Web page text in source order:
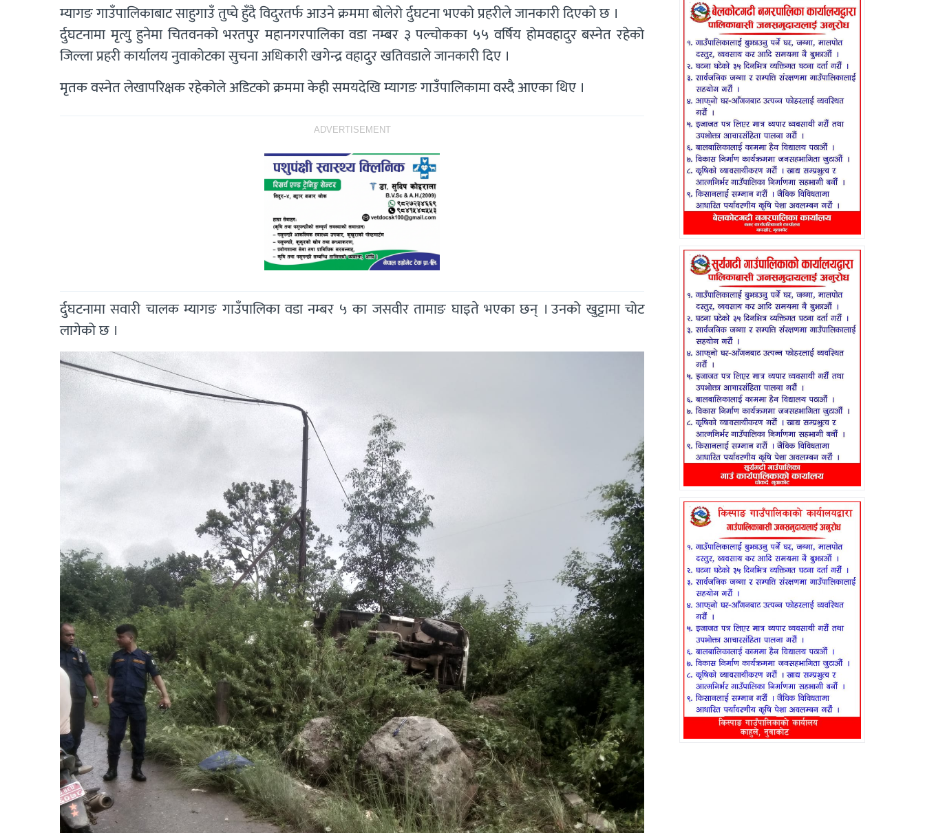
म्यागङ गाउँपालिकाबाट साहुगाउँ तुप्चे हुँदै विदुरतर्फ आउने क्रममा बोलेरो र्दुघटना भएको प्रहरीले जानकारी दिएको छ ।
र्दुघटनामा मृत्यु हुनेमा चितवनको भरतपुर महानगरपालिका वडा नम्बर ३ पल्चोकका ५५ वर्षिय होमवहादुर बस्नेत रहेको
जिल्ला प्रहरी कार्यालय नुवाकोटका सुचना अधिकारी खगेन्द्र वहादुर खतिवडाले जानकारी दिए ।
मृतक वस्नेत लेखापरिक्षक रहेकोले अडिटको क्रममा केही समयदेखि म्यागङ गाउँपालिकामा वस्दै आएका थिए ।
ADVERTISEMENT
र्दुघटनामा सवारी चालक म्यागङ गाउँपालिका वडा नम्बर ५ का जसवीर तामाङ घाइते भएका छन् । उनको खुट्टामा चोट
लागेको छ ।